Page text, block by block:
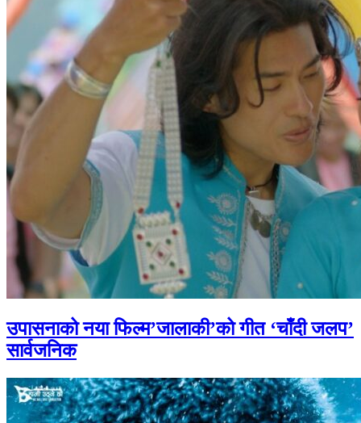
उपासनाको नया फिल्म’जालाकी’को गीत ‘चाँदी जलप’
सार्वजनिक